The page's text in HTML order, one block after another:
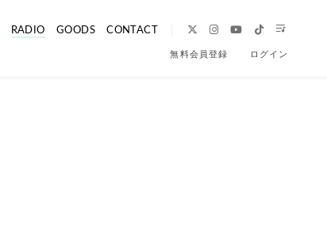
RADIO GOODS CONTACT
無料会員登録 ログイン